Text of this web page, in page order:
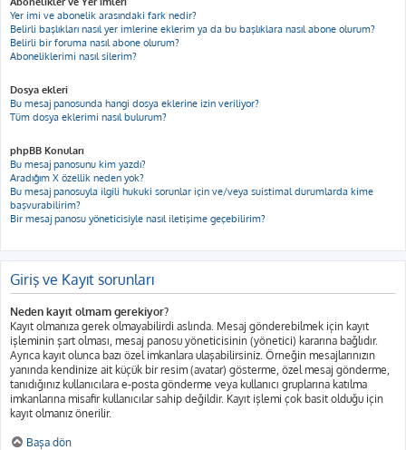
Yer imi ve abonelik arasındaki fark nedir?
Belirli başlıkları nasıl yer imlerine eklerim ya da bu başlıklara nasıl abone olurum?
Belirli bir foruma nasıl abone olurum?
Aboneliklerimi nasıl silerim?
Dosya ekleri
Bu mesaj panosunda hangi dosya eklerine izin veriliyor?
Tüm dosya eklerimi nasıl bulurum?
phpBB Konuları
Bu mesaj panosunu kim yazdı?
Aradığım X özellik neden yok?
Bu mesaj panosuyla ilgili hukuki sorunlar için ve/veya suistimal durumlarda kime
başvurabilirim?
Bir mesaj panosu yöneticisiyle nasıl iletişime geçebilirim?
Giriş ve Kayıt sorunları
Neden kayıt olmam gerekiyor?
Kayıt olmanıza gerek olmayabilirdi aslında. Mesaj gönderebilmek için kayıt
işleminin şart olması, mesaj panosu yöneticisinin (yönetici) kararına bağlıdır.
Ayrıca kayıt olunca bazı özel imkanlara ulaşabilirsiniz. Örneğin mesajlarınızın
yanında kendinize ait küçük bir resim (avatar) gösterme, özel mesaj gönderme,
tanıdığınız kullanıcılara e-posta gönderme veya kullanıcı gruplarına katılma
imkanlarına misafir kullanıcılar sahip değildir. Kayıt işlemi çok basit olduğu için
kayıt olmanız önerilir.
Başa dön